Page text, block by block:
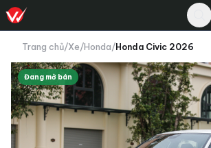
Trang chủ/Xe/Honda/Honda Civic 2026
Đang mở bán